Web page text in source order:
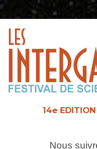
Aller
au
14e
Nous